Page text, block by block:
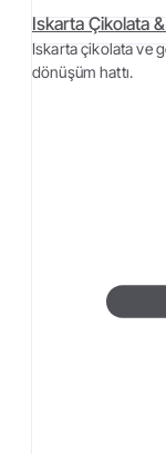
Iskarta Çikolata
Iskarta çikolata ve
dönüşüm hattı.